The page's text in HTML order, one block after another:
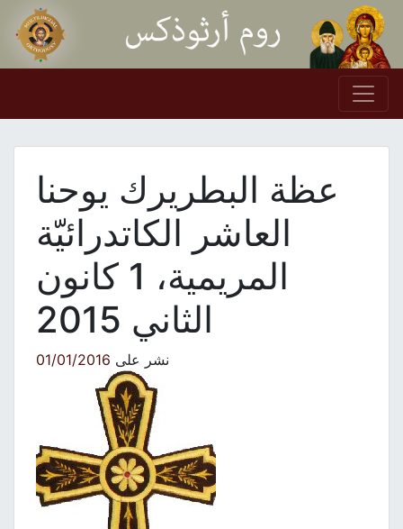
Skip to content
Main Navigation
عظة البطريرك يوحنا
العاشر الكاتدرائيّة
المريمية، 1 كانون
الثاني 2015
نشر على01/01/2016